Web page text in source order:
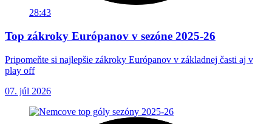
28:43
Top zákroky Európanov v sezóne 2025-26
Pripomeňte si najlepšie zákroky Európanov v základnej časti aj v
play off
07. júl 2026